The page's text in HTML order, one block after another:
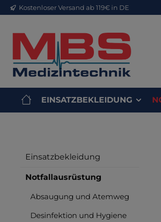
Hauptinhalt springen
Zur Suche springen
Zur Hauptnavigation springen
Kostenloser Versand ab 119€ in DE
EINSATZBEKLEIDUNG
Einsatzbekleidung
Notfallausrüstung
Absaugung und Atemweg
Desinfektion und Hygiene